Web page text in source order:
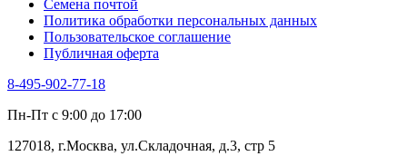
Семена почтой
Политика обработки персональных данных
Пользовательское соглашение
Публичная оферта
8-495-902-77-18
Пн-Пт с 9:00 до 17:00
127018, г.Москва, ул.Складочная, д.3, стр 5